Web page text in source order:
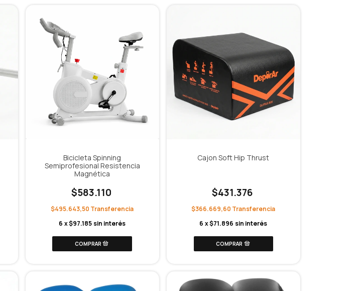
Bicicleta Spinning
Semiprofesional Resistencia
Magnética
$583.110
$495.643,50
6 x$97.185 sin interés
Cajon Soft Hip Thrust
$431.376
$366.669,60
6 x$71.896 sin interés